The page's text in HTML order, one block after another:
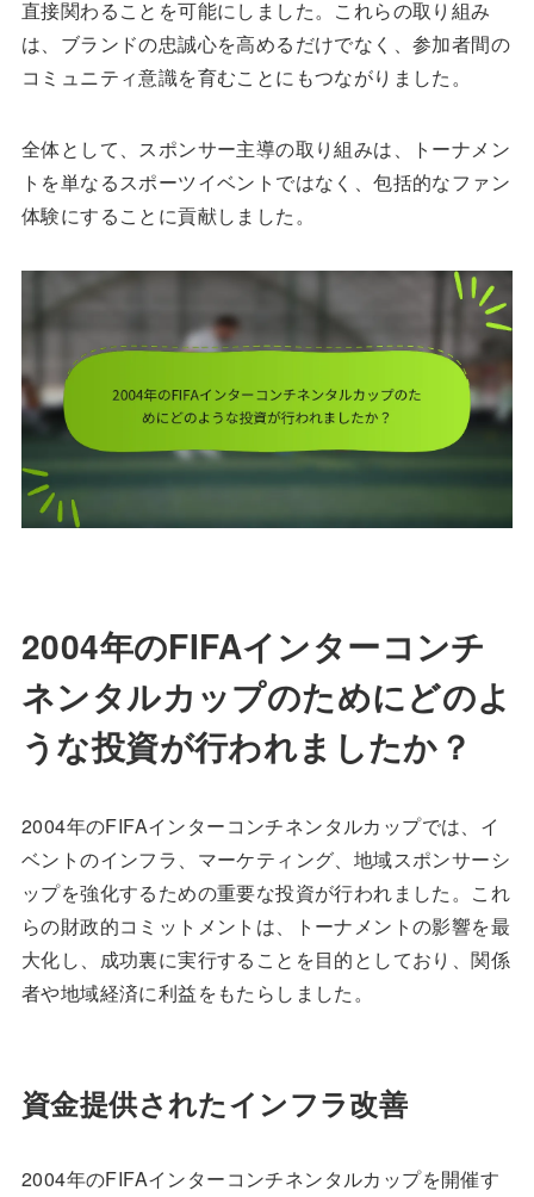
直接関わることを可能にしました。これらの取り組み
は、ブランドの忠誠心を高めるだけでなく、参加者間の
コミュニティ意識を育むことにもつながりました。
全体として、スポンサー主導の取り組みは、トーナメン
トを単なるスポーツイベントではなく、包括的なファン
体験にすることに貢献しました。
2004年のFIFAインターコンチ
ネンタルカップのためにどのよ
うな投資が行われましたか？
2004年のFIFAインターコンチネンタルカップでは、イ
ベントのインフラ、マーケティング、地域スポンサーシ
ップを強化するための重要な投資が行われました。これ
らの財政的コミットメントは、トーナメントの影響を最
大化し、成功裏に実行することを目的としており、関係
者や地域経済に利益をもたらしました。
資金提供されたインフラ改善
2004年のFIFAインターコンチネンタルカップを開催す